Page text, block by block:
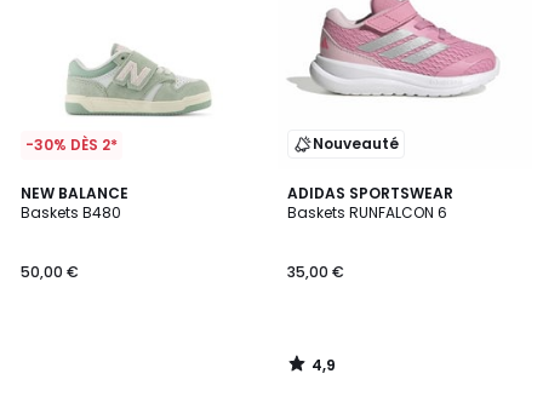
-30% DÈS 2*
NEW BALANCE
Baskets B480
50,00 €
Nouveauté
ADIDAS SPORTSWEAR
Baskets RUNFALCON 6
35,00 €
4,9
/ 5
4,9
/